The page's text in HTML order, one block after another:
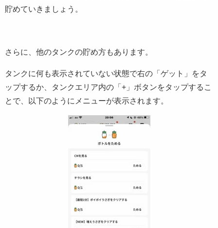
貯めていきましょう。
さらに、他のタンクの貯め方もあります。
タンクに何も表示されていない状態で右の「ゲット」をタ
ップするか、タンクエリア内の「+」ボタンをタップするこ
とで、以下のようにメニューが表示されます。